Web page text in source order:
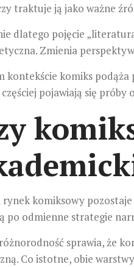
traktuje ją jako ważne
dlatego pojęcie
Zmienia
kontekście komiks podąża
pojawiają się
rynek komiksowy
po odmienne strategie
sprawia, że
Co istotne, obie